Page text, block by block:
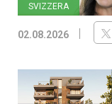
SVIZZERA
02.08.2026